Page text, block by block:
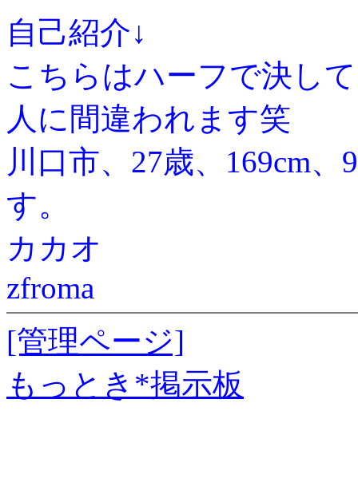
自己紹介↓
こちらはハーフで決し
人に間違われます笑
川口市、27歳、169cm
す。
カカオ
zfroma
[管理ページ]
もっとき*掲示板